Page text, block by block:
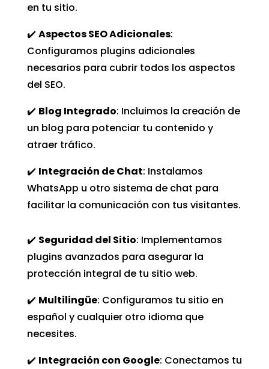
en tu sitio.
✔️ Aspectos SEO Adicionales:
Configuramos plugins adicionales
necesarios para cubrir todos los aspectos
del SEO.
✔️ Blog Integrado: Incluimos la creación de
un blog para potenciar tu contenido y
atraer tráfico.
✔️ Integración de Chat: Instalamos
WhatsApp u otro sistema de chat para
facilitar la comunicación con tus visitantes.
✔️ Seguridad del Sitio: Implementamos
plugins avanzados para asegurar la
protección integral de tu sitio web.
✔️ Multilingüe: Configuramos tu sitio en
español y cualquier otro idioma que
necesites.
✔️ Integración con Google: Conectamos tu